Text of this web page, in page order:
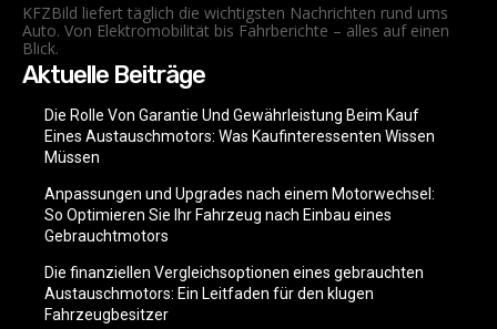
KFZBild liefert täglich die wichtigsten Nachrichten rund ums
Auto. Von Elektromobilität bis Fahrberichte – alles auf einen
Blick.
Aktuelle Beiträge
Die Rolle Von Garantie Und Gewährleistung Beim Kauf
Eines Austauschmotors: Was Kaufinteressenten Wissen
Müssen
Anpassungen und Upgrades nach einem Motorwechsel:
So Optimieren Sie Ihr Fahrzeug nach Einbau eines
Gebrauchtmotors
Die finanziellen Vergleichsoptionen eines gebrauchten
Austauschmotors: Ein Leitfaden für den klugen
Fahrzeugbesitzer